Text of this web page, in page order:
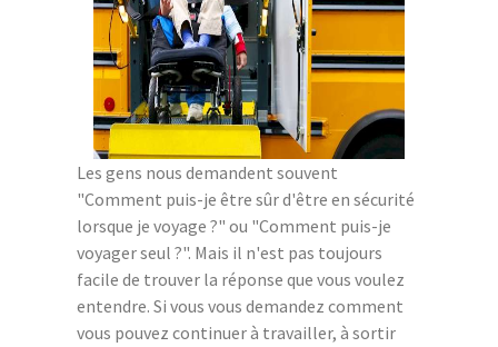
Les gens nous demandent souvent
"Comment puis-je être sûr d'être en sécurité
lorsque je voyage ?" ou "Comment puis-je
voyager seul ?". Mais il n'est pas toujours
facile de trouver la réponse que vous voulez
entendre. Si vous vous demandez comment
vous pouvez continuer à travailler, à sortir